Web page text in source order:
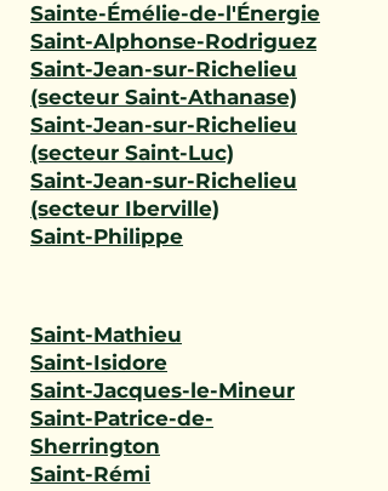
Sainte-Émélie-de-l'Énergie
Saint-Alphonse-Rodriguez
Saint-Jean-sur-Richelieu
(secteur Saint-Athanase)
Saint-Jean-sur-Richelieu
(secteur Saint-Luc)
Saint-Jean-sur-Richelieu
(secteur Iberville)
Saint-Philippe
Saint-Mathieu
Saint-Isidore
Saint-Jacques-le-Mineur
Saint-Patrice-de-
Sherrington
Saint-Rémi